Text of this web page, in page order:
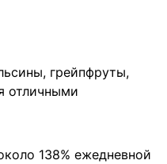
грейпфруты,
отличными
138% ежедневной